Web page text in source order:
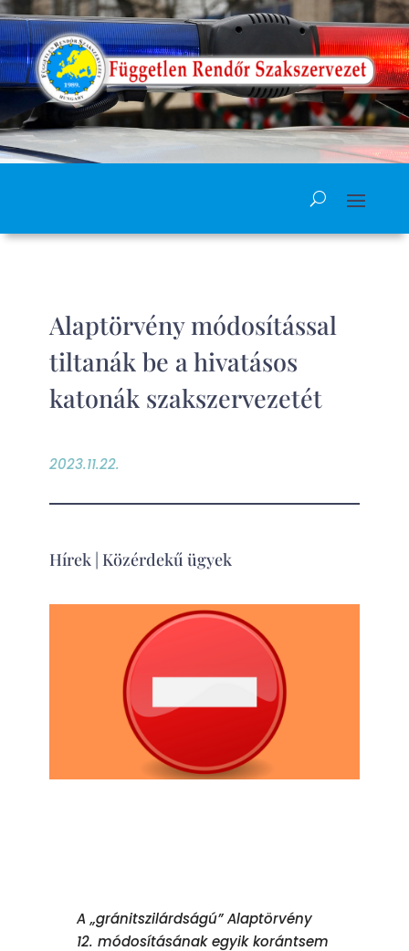
Alaptörvény módosítással
tiltanák be a hivatásos
katonák szakszervezetét
2023.11.22.
Hírek| Közérdekű ügyek
A „gránitszilárdságú” Alaptörvény
12. módosításának egyik korántsem